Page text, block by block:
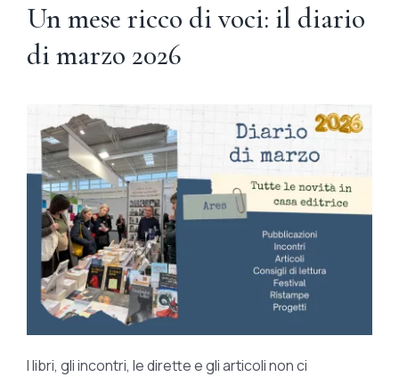
Newsletter
Eventi
SPIRITUALITÀ
FAMIGLIA & EDUCAZIONE
BIOGRAFIE
ATTUALITÀ
Un mese ricco di voci: il diario
di marzo 2026
I libri, gli incontri, le dirette e gli articoli non ci